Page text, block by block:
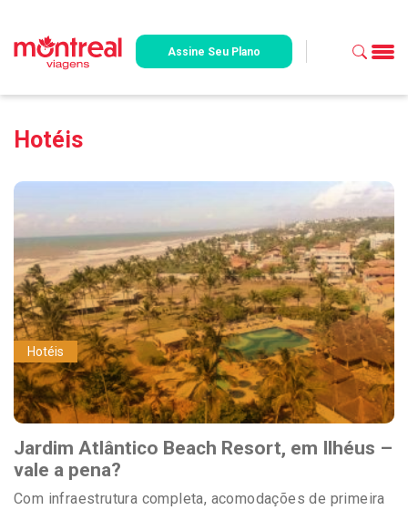
Assine Seu Plano
Hotéis
Hotéis
Jardim Atlântico Beach Resort, em Ilhéus –
vale a pena?
Com infraestrutura completa, acomodações de primeira